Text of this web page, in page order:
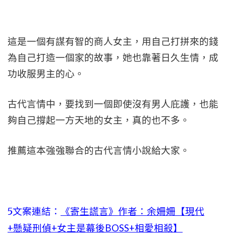
這是一個有謀有智的商人女主，用自己打拼來的錢
為自己打造一個家的故事，她也靠著日久生情，成
功收服男主的心。
古代言情中，要找到一個即使沒有男人庇護，也能
夠自己撐起一方天地的女主，真的也不多。
推薦這本強強聯合的古代言情小說給大家。
5文案連結：
《寄生謊言》作者：余姍姍【現代
+懸疑刑偵+女主是幕後BOSS+相愛相殺】